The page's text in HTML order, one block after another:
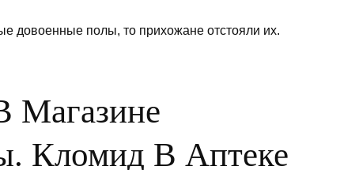
довоенные полы, то прихожане отстояли их.
Магазине
Кломид В Аптеке